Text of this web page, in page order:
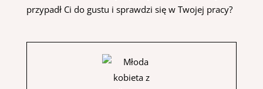
przypadł Ci do gustu i sprawdzi się w Twojej pracy?